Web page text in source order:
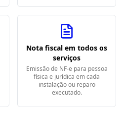
Nota fiscal em todos os
serviços
Emissão de NF-e para pessoa
física e jurídica em cada
instalação ou reparo
executado.